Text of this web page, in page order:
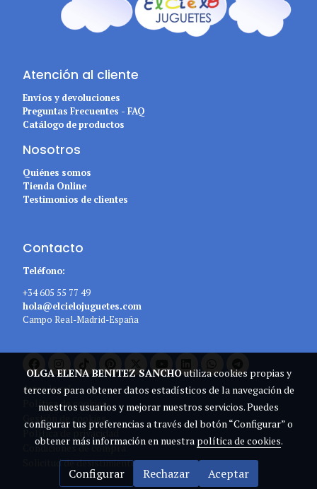
Atención al cliente
Envíos y devoluciones
Preguntas Frecuentes - FAQ
Catálogo de productos
Nosotros
Quiénes somos
Tienda Online
Testimonios de clientes
Contacto
Teléfono:
+34 605 55 77 49
hola@elcielojuguetes.com
Campo Real-Madrid-España
Aviso legal
Política de cookies
Gestión de cookies
Política de privacidad
Condiciones de compra
Solicitud de desistimiento
OLGA ELENA BENITEZ SANCHOutiliza cookies propias y
terceros para obtener datos estadísticos de la navegación de
nuestros usuarios y mejorar nuestros servicios. Puedes
configurar tus preferencias a través del botón “Configurar” o
obtener más información en nuestra política de cookies.
Configurar Rechazar Aceptar